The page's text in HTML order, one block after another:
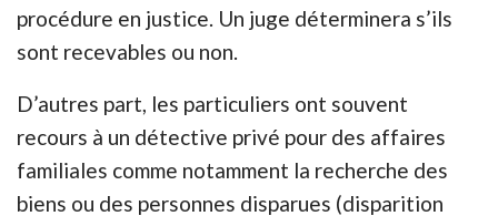
procédure en justice. Un juge déterminera s’ils
sont recevables ou non.
D’autres part, les particuliers ont souvent
recours à un détective privé pour des affaires
familiales comme notamment la recherche des
biens ou des personnes disparues (disparition